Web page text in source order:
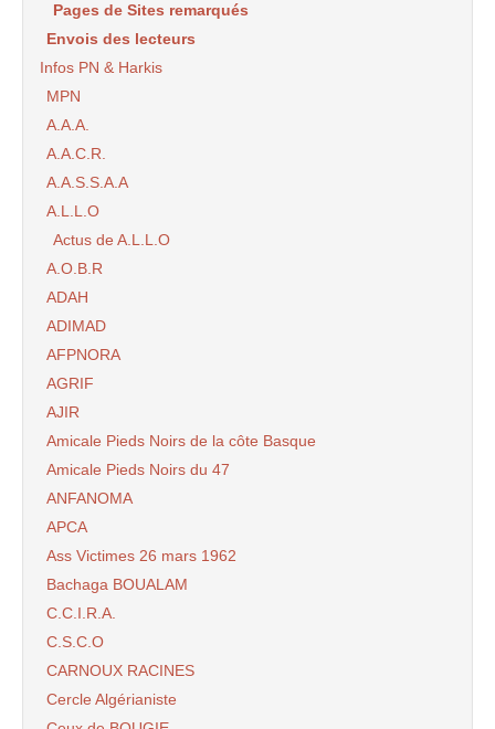
Pages de Sites remarqués
Envois des lecteurs
Infos PN & Harkis
MPN
A.A.A.
A.A.C.R.
A.A.S.S.A.A
A.L.L.O
Actus de A.L.L.O
A.O.B.R
ADAH
ADIMAD
AFPNORA
AGRIF
AJIR
Amicale Pieds Noirs de la côte Basque
Amicale Pieds Noirs du 47
ANFANOMA
APCA
Ass Victimes 26 mars 1962
Bachaga BOUALAM
C.C.I.R.A.
C.S.C.O
CARNOUX RACINES
Cercle Algérianiste